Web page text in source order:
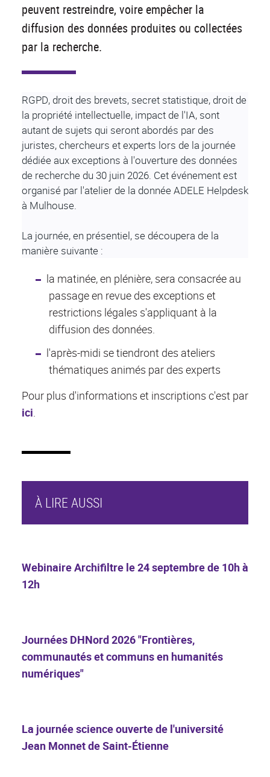
peuvent restreindre, voire empêcher la
diffusion des données produites ou collectées
par la recherche.
RGPD, droit des brevets, secret statistique, droit de
la propriété intellectuelle, impact de l'IA, sont
autant de sujets qui seront abordés par des
juristes, chercheurs et experts lors de la journée
dédiée aux exceptions à l'ouverture des données
de recherche du 30 juin 2026. Cet événement est
organisé par l'atelier de la donnée ADELE Helpdesk
à Mulhouse.
La journée, en présentiel, se découpera de la
manière suivante :
la matinée, en plénière, sera consacrée au
passage en revue des exceptions et
restrictions légales s'appliquant à la
diffusion des données.
l'après-midi se tiendront des ateliers
thématiques animés par des experts
Pour plus d'informations et inscriptions c'est par
ici
À LIRE AUSSI
Webinaire Archifiltre le 24 septembre de 10h à
12h
Journées DHNord 2026 "Frontières,
communautés et communs en humanités
numériques"
La journée science ouverte de l'université
Jean Monnet de Saint-Étienne